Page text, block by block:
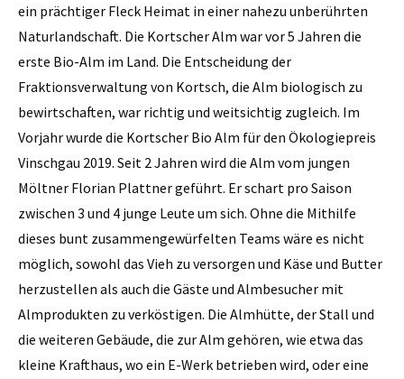
ein prächtiger Fleck Heimat in einer nahezu unberührten
Naturlandschaft. Die Kortscher Alm war vor 5 Jahren die
erste Bio-Alm im Land. Die Entscheidung der
Fraktionsverwaltung von Kortsch, die Alm biologisch zu
bewirtschaften, war richtig und weitsichtig zugleich. Im
Vorjahr wurde die Kortscher Bio Alm für den Ökologiepreis
Vinschgau 2019. Seit 2 Jahren wird die Alm vom jungen
Möltner Florian Plattner geführt. Er schart pro Saison
zwischen 3 und 4 junge Leute um sich. Ohne die Mithilfe
dieses bunt zusammengewürfelten Teams wäre es nicht
möglich, sowohl das Vieh zu versorgen und Käse und Butter
herzustellen als auch die Gäste und Almbesucher mit
Almprodukten zu verköstigen. Die Almhütte, der Stall und
die weiteren Gebäude, die zur Alm gehören, wie etwa das
kleine Krafthaus, wo ein E-Werk betrieben wird, oder eine